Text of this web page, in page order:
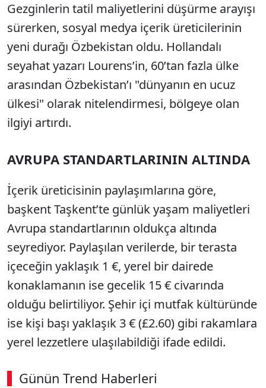
Gezginlerin tatil maliyetlerini düşürme arayışı
sürerken, sosyal medya içerik üreticilerinin
yeni durağı Özbekistan oldu. Hollandalı
seyahat yazarı Lourens’in, 60’tan fazla ülke
arasından Özbekistan’ı "dünyanın en ucuz
ülkesi" olarak nitelendirmesi, bölgeye olan
ilgiyi artırdı.
AVRUPA STANDARTLARININ ALTINDA
İçerik üreticisinin paylaşımlarına göre,
başkent Taşkent’te günlük yaşam maliyetleri
Avrupa standartlarının oldukça altında
seyrediyor. Paylaşılan verilerde, bir terasta
içeceğin yaklaşık 1 €, yerel bir dairede
konaklamanın ise gecelik 15 € civarında
olduğu belirtiliyor. Şehir içi mutfak kültüründe
ise kişi başı yaklaşık 3 € (£2.60) gibi rakamlara
yerel lezzetlere ulaşılabildiği ifade edildi.
Günün Trend Haberleri